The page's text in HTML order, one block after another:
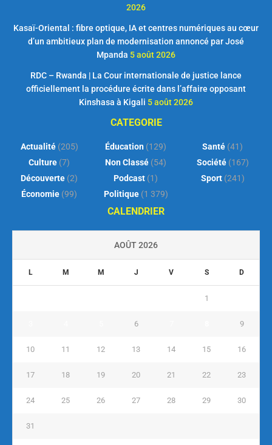
2026
Kasaï-Oriental : fibre optique, IA et centres numériques au cœur
d’un ambitieux plan de modernisation annoncé par José
Mpanda 5 août 2026
RDC – Rwanda | La Cour internationale de justice lance
officiellement la procédure écrite dans l’affaire opposant
Kinshasa à Kigali 5 août 2026
CATEGORIE
Actualité(205)
Culture (7)
Découverte (2)
Économie (99)
Éducation (129)
Non Classé (54)
Podcast (1)
Politique(1 379)
Santé (41)
Société(167)
Sport(241)
CALENDRIER
AOÛT 2026
L M M J V S D
1
6 9
10 11 12 13 14 15 16
17 18 19 20 21 22 23
24 25 26 27 28 29 30
31